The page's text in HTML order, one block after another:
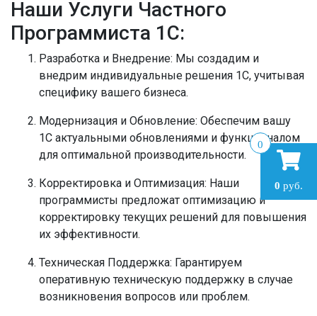
Наши Услуги Частного
Программиста 1С:
Разработка и Внедрение: Мы создадим и
внедрим индивидуальные решения 1С, учитывая
специфику вашего бизнеса.
Модернизация и Обновление: Обеспечим вашу
1С актуальными обновлениями и функционалом
для оптимальной производительности.
Корректировка и Оптимизация: Наши
программисты предложат оптимизацию и
корректировку текущих решений для повышения
их эффективности.
Техническая Поддержка: Гарантируем
оперативную техническую поддержку в случае
возникновения вопросов или проблем.
0
0 руб.